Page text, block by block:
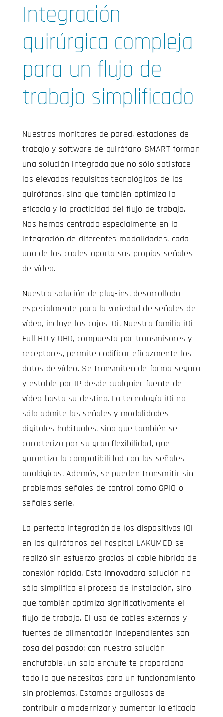
Integración
quirúrgica compleja
para un flujo de
trabajo simplificado
Nuestros monitores de pared, estaciones de
trabajo y software de quirófano SMART forman
una solución integrada que no sólo satisface
los elevados requisitos tecnológicos de los
quirófanos, sino que también optimiza la
eficacia y la practicidad del flujo de trabajo.
Nos hemos centrado especialmente en la
integración de diferentes modalidades, cada
una de las cuales aporta sus propias señales
de vídeo.
Nuestra solución de plug-ins, desarrollada
especialmente para la variedad de señales de
vídeo, incluye las cajas iOi. Nuestra familia iOi
Full HD y UHD, compuesta por transmisores y
receptores, permite codificar eficazmente los
datos de vídeo. Se transmiten de forma segura
y estable por IP desde cualquier fuente de
vídeo hasta su destino. La tecnología iOi no
sólo admite las señales y modalidades
digitales habituales, sino que también se
caracteriza por su gran flexibilidad, que
garantiza la compatibilidad con las señales
analógicas. Además, se pueden transmitir sin
problemas señales de control como GPIO o
señales serie.
La perfecta integración de los dispositivos iOi
en los quirófanos del hospital LAKUMED se
realizó sin esfuerzo gracias al cable híbrido de
conexión rápida. Esta innovadora solución no
sólo simplifica el proceso de instalación, sino
que también optimiza significativamente el
flujo de trabajo. El uso de cables externos y
fuentes de alimentación independientes son
cosa del pasado: con nuestra solución
enchufable, un solo enchufe te proporciona
todo lo que necesitas para un funcionamiento
sin problemas. Estamos orgullosos de
contribuir a modernizar y aumentar la eficacia